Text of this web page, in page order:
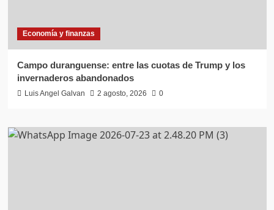
Economía y finanzas
Campo duranguense: entre las cuotas de Trump y los
invernaderos abandonados
Luis Angel Galvan 2 agosto, 2026 0